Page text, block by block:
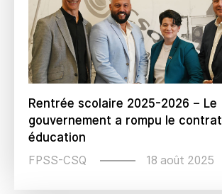
Rentrée scolaire 2025-2026 – Le
gouvernement a rompu le
éducation
FPSS-CSQ 18 août 2025